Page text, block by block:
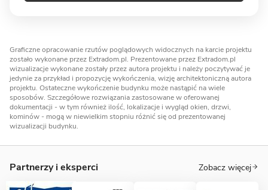
Graficzne opracowanie rzutów poglądowych widocznych na karcie projektu
zostało wykonane przez Extradom.pl. Prezentowane przez Extradom.pl
wizualizacje wykonane zostały przez autora projektu i należy poczytywać je
jedynie za przykład i propozycję wykończenia, wizję architektoniczną autora
projektu. Ostateczne wykończenie budynku może nastąpić na wiele
sposobów. Szczegółowe rozwiązania zastosowane w oferowanej
dokumentacji - w tym również ilość, lokalizacje i wygląd okien, drzwi,
kominów - mogą w niewielkim stopniu różnić się od prezentowanej
wizualizacji budynku.
Partnerzy i eksperci Zobacz więcej